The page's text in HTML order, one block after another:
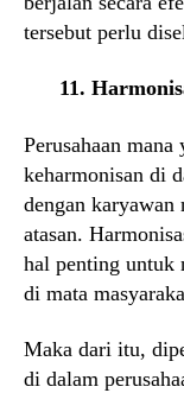
tersebut perlu
11.
Perusahaan
keharmonisan di
dengan karyawan
atasan.
hal penting untuk
di mata
Maka dari itu,
di dalam